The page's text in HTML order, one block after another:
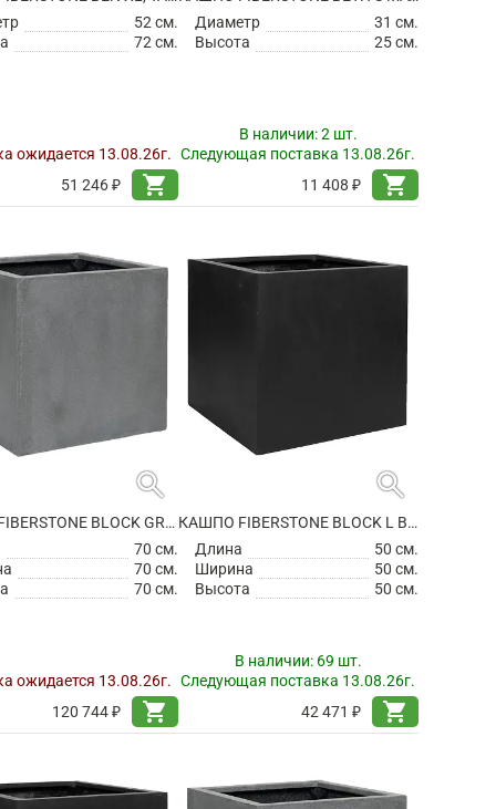
52 см.
72 см.
ожидается 13.08.26г.
51 246 ₽
shopping_cart
Диаметр
31 см.
Высота
25 см.
В наличии:2 шт.
Следующая поставка 13.08.26г.
11 408 ₽
shopping_cart
search
КАШПО FIBERSTONE BLOCK GREY XXL
70 см.
70 см.
70 см.
ожидается 13.08.26г.
120 744 ₽
shopping_cart
search
КАШПО FIBERSTONE BLOCK L BLACK
Длина
50 см.
Ширина
50 см.
Высота
50 см.
В наличии: 69 шт.
Следующая поставка 13.08.26г.
42 471 ₽
shopping_cart